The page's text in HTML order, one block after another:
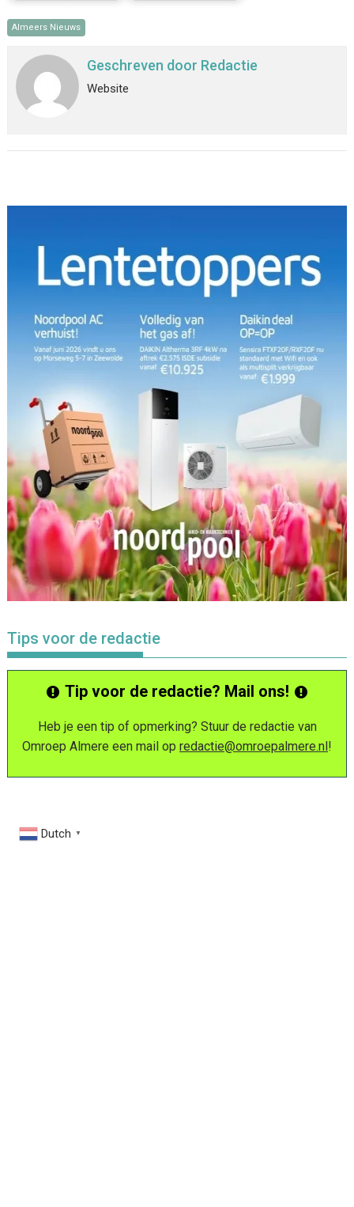
Almeers Nieuws
Geschreven door Redactie
Website
Tips voor de redactie
Tip voor de redactie? Mail ons!
Heb je een tip of opmerking? Stuur de redactie van
Omroep Almere een mail op redactie@omroepalmere.nl!
Dutch ▼